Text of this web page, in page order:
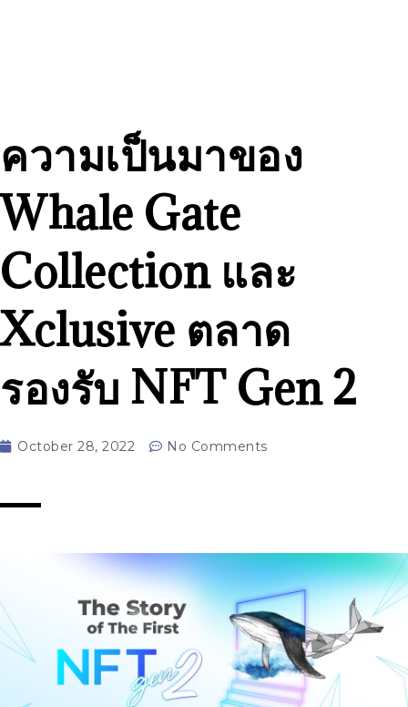
ความเป็นมาของ
Whale Gate
Collection และ
Xclusive ตลาด
รองรับ NFT Gen 2
October 28, 2022 No Comments